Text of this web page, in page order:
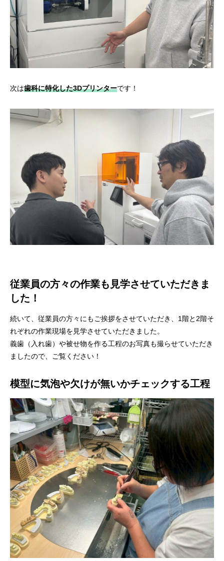
次は歯科に特化した3Dプリンターです！
従業員の方々の作業も見学させていただきま
した！
続いて、従業員の方々にもご挨拶をさせていただき、1階と2階そ
れぞれの作業現場を見学させていただきました。
義歯（入れ歯）や被せ物を作る工程のお写真も撮らせていただき
ましたので、ご覧ください！
模型に気泡や欠けが無いかチェックする工程